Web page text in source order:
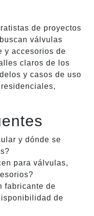
de proyectos
válvulas
y accesorios de
claros de los
y casos de uso
y dónde se
para válvulas,
fabricante de
de